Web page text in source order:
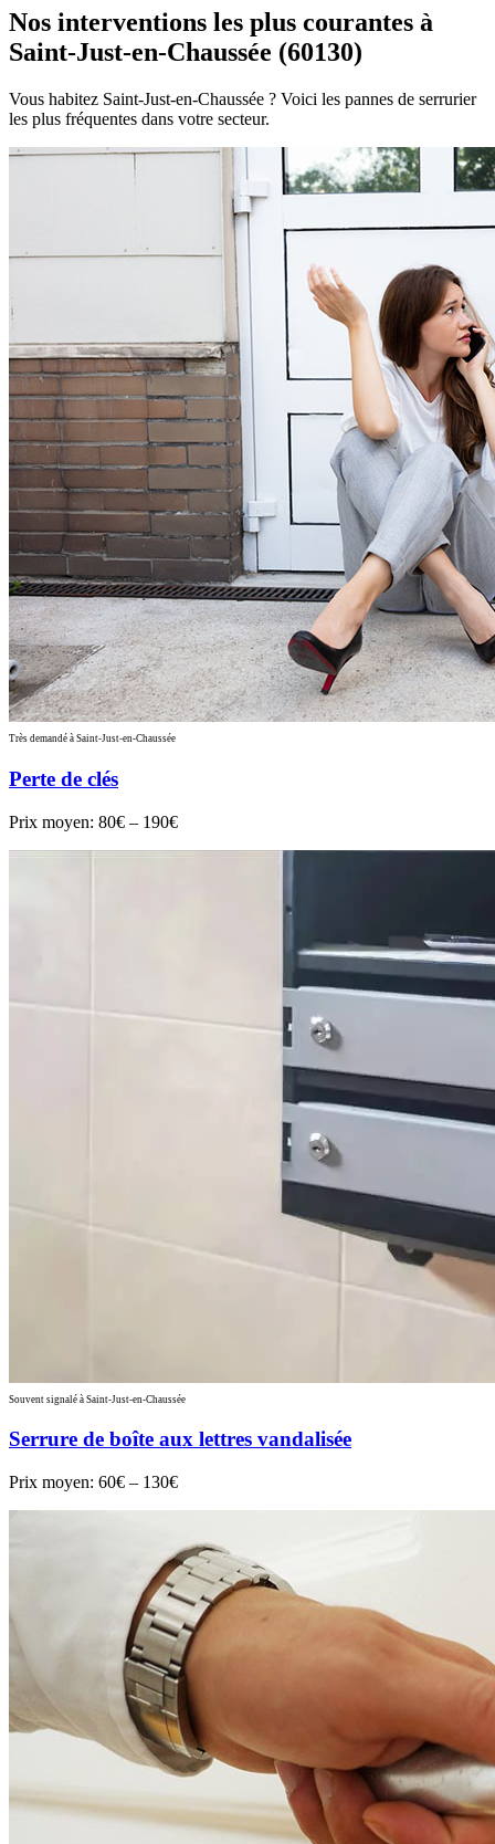
Nos interventions les plus courantes à
Saint-Just-en-Chaussée (60130)
Vous habitez Saint-Just-en-Chaussée ? Voici les pannes de serrurier
les plus fréquentes dans votre secteur.
Très demandé à Saint-Just-en-Chaussée
Perte de clés
Prix moyen: 80€ – 190€
Souvent signalé à Saint-Just-en-Chaussée
Serrure de boîte aux lettres vandalisée
Prix moyen: 60€ – 130€